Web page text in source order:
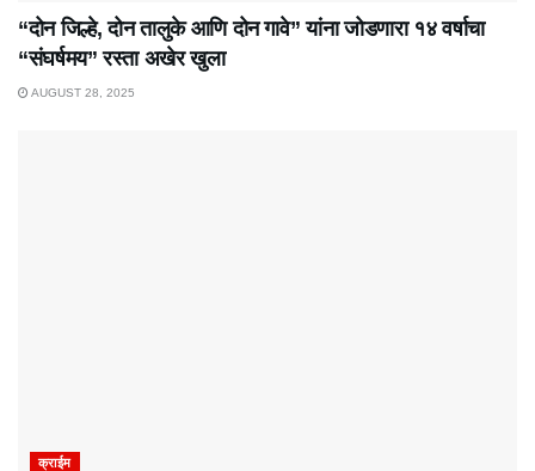
“दोन जिल्हे, दोन तालुके आणि दोन गावे” यांना जोडणारा १४ वर्षाचा
“संघर्षमय” रस्ता अखेर खुला
AUGUST 28, 2025
क्राईम